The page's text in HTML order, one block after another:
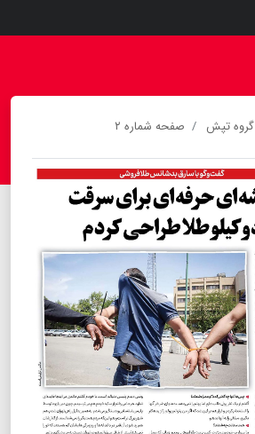
گروه تپش صفحه شماره ۲